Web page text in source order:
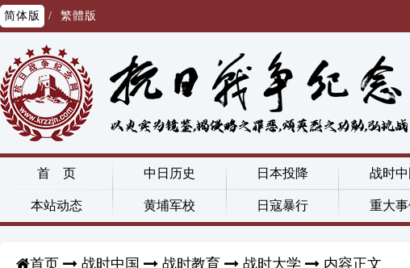
简体版 / 繁體版
首 页 中日历史 日本投降 战时中
本站动态 黄埔军校 日寇暴行 重大
首页 战时中国 战时教育 战时大学 内容正文